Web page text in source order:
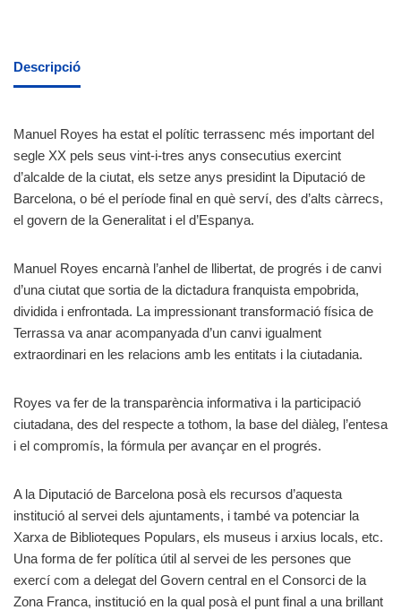
Descripció
Manuel Royes ha estat el polític terrassenc més important del
segle XX pels seus vint-i-tres anys consecutius exercint
d’alcalde de la ciutat, els setze anys presidint la Diputació de
Barcelona, o bé el període final en què serví, des d’alts càrrecs,
el govern de la Generalitat i el d’Espanya.
Manuel Royes encarnà l’anhel de llibertat, de progrés i de canvi
d’una ciutat que sortia de la dictadura franquista empobrida,
dividida i enfrontada. La impressionant transformació física de
Terrassa va anar acompanyada d’un canvi igualment
extraordinari en les relacions amb les entitats i la ciutadania.
Royes va fer de la transparència informativa i la participació
ciutadana, des del respecte a tothom, la base del diàleg, l’entesa
i el compromís, la fórmula per avançar en el progrés.
A la Diputació de Barcelona posà els recursos d’aquesta
institució al servei dels ajuntaments, i també va potenciar la
Xarxa de Biblioteques Populars, els museus i arxius locals, etc.
Una forma de fer política útil al servei de les persones que
exercí com a delegat del Govern central en el Consorci de la
Zona Franca, institució en la qual posà el punt final a una brillant